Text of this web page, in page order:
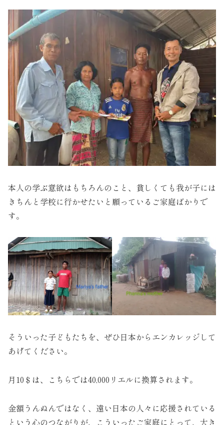
本人の学ぶ意欲はもちろんのこと、貧しくても我が子には
きちんと学校に行かせたいと願っているご家庭ばかりで
す。
そういった子どもたちを、ぜひ日本からエンカレッジして
あげてください。
月10＄は、こちらでは40,000リエルに換算されます。
金額うんぬんではなく、遠い日本の人々に応援されている
という心のつながりが、こういったご家庭にとって、大き